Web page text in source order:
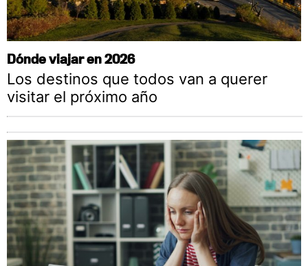
Dónde viajar en 2026
Los destinos que todos van a querer
visitar el próximo año